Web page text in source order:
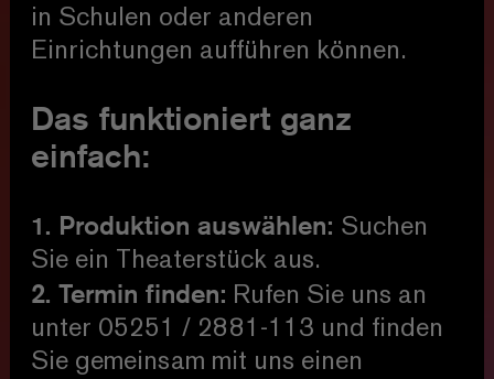
in Schulen oder anderen
Einrichtungen aufführen können.
Das funktioniert ganz
einfach:
1. Produktion auswählen: Suchen
Sie ein Theaterstück aus.
2. Termin finden: Rufen Sie uns an
unter 05251 / 2881-113 und finden
Sie gemeinsam mit uns einen